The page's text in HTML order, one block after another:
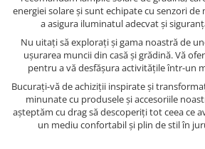
energiei solare și sunt echipate cu senzori
a asigura iluminatul adecvat și
Nu uitați să explorați și gama noastră de
ușurarea muncii din casă și grădină. Vă
pentru a vă desfășura activitățile într-un
Bucurați-vă de achiziții inspirate și
minunate cu produsele și accesoriile
așteptăm cu drag să descoperiți tot ceea ce
un mediu confortabil și plin de stil în